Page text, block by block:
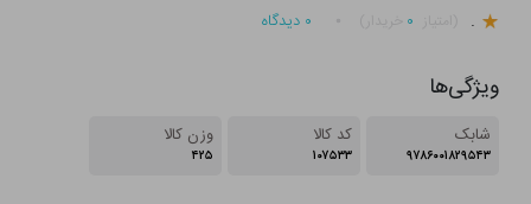
. ۰ ۰ دیدگاه
ویژگی‌ها
شابک
۹۷۸۶۰۰۱۸۲۹۵۴۳
کد کالا
۱۰۷۵۳۳
وزن کالا
۴۲۵